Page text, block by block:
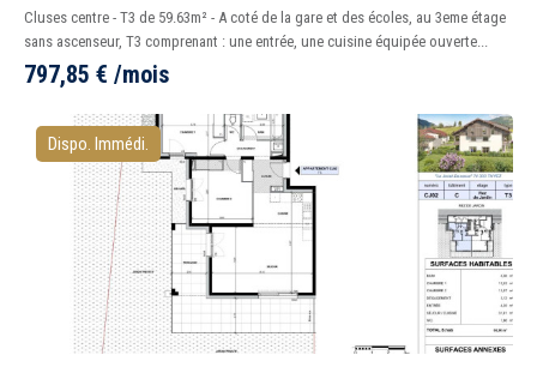
Cluses centre - T3 de 59.63m² - A coté de la gare et des écoles, au 3eme étage
sans ascenseur, T3 comprenant : une entrée, une cuisine équipée ouverte...
797,85 € /mois
Dispo. Immédi.